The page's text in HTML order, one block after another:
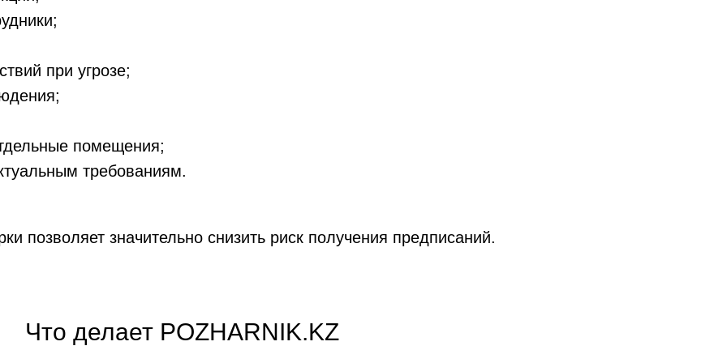
при угрозе;
помещения;
требованиям.
позволяет значительно снизить риск получения предписаний.
Что делает POZHARNIK.KZ